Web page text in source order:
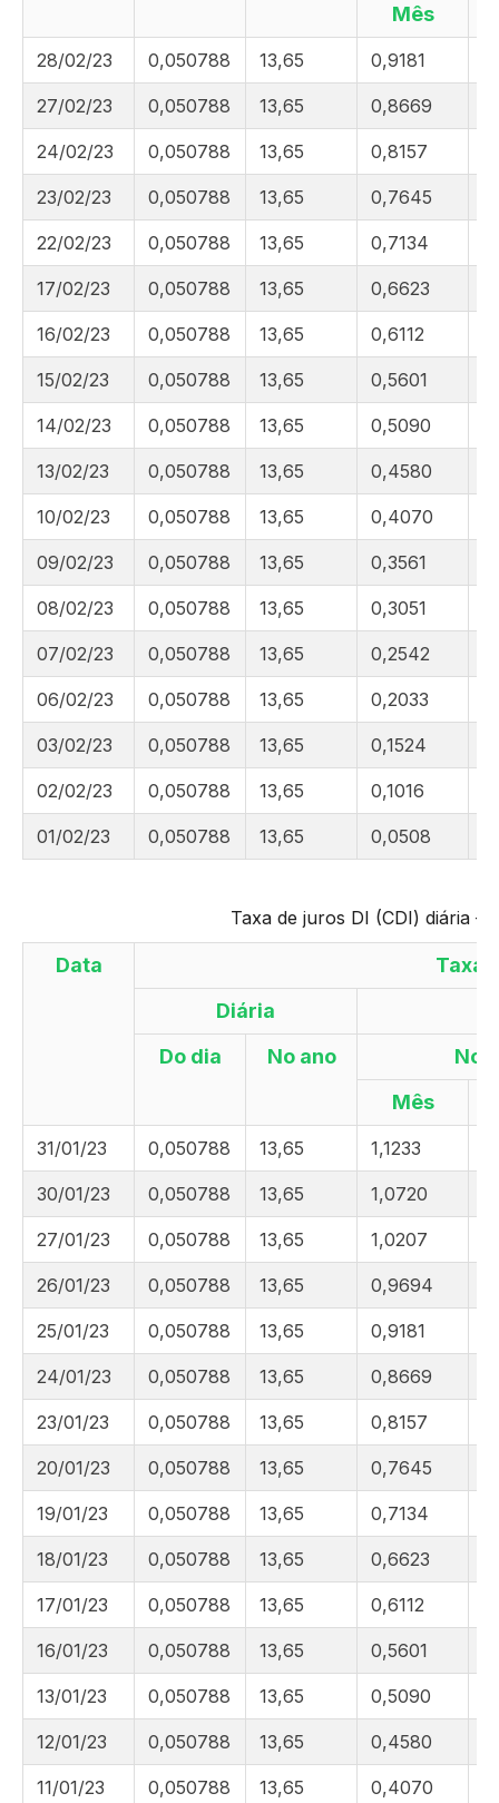
Mês
28/02/23 0,050788 13,65 0,9181
27/02/23 0,050788 13,65 0,8669
24/02/23 0,050788 13,65 0,8157
23/02/23 0,050788 13,65 0,7645
22/02/23 0,050788 13,65 0,7134
17/02/23 0,050788 13,65 0,6623
16/02/23 0,050788 13,65 0,6112
15/02/23 0,050788 13,65 0,5601
14/02/23 0,050788 13,65 0,5090
13/02/23 0,050788 13,65 0,4580
10/02/23 0,050788 13,65 0,4070
09/02/23 0,050788 13,65 0,3561
08/02/23 0,050788 13,65 0,3051
07/02/23 0,050788 13,65 0,2542
06/02/23 0,050788 13,65 0,2033
03/02/23 0,050788 13,65 0,1524
02/02/23 0,050788 13,65 0,1016
01/02/23 0,050788 13,65 0,0508
Taxa de juros DI (CDI) diária –
Data
Taxa
Diária
Do dia
No ano
No
Mês
31/01/23 0,050788 13,65 1,1233
30/01/23 0,050788 13,65 1,0720
27/01/23 0,050788 13,65 1,0207
26/01/23 0,050788 13,65 0,9694
25/01/23 0,050788 13,65 0,9181
24/01/23 0,050788 13,65 0,8669
23/01/23 0,050788 13,65 0,8157
20/01/23 0,050788 13,65 0,7645
19/01/23 0,050788 13,65 0,7134
18/01/23 0,050788 13,65 0,6623
17/01/23 0,050788 13,65 0,6112
16/01/23 0,050788 13,65 0,5601
13/01/23 0,050788 13,65 0,5090
12/01/23 0,050788 13,65 0,4580
11/01/23 0,050788 13,65 0,4070